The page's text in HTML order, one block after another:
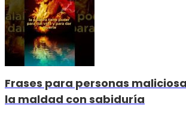
Frases para personas
la maldad con sabiduría